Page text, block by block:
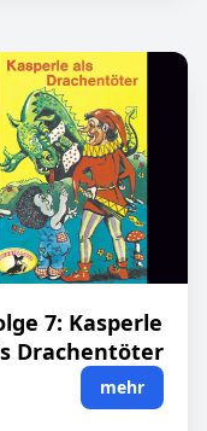
7: Kasperle
Drachentöter
mehr